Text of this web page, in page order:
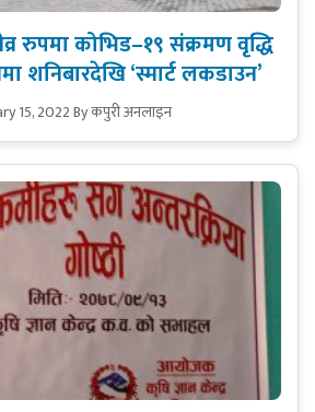
रुपमा कोभिड–१९ संक्रमण वृद्धि
शनिबारदेखि ‘स्मार्ट लकडाउन’
15, 2022By कपुरी अनलाइन